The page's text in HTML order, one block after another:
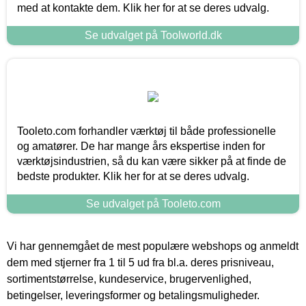
med at kontakte dem. Klik her for at se deres udvalg.
Se udvalget på Toolworld.dk
Tooleto.com forhandler værktøj til både professionelle
og amatører. De har mange års ekspertise inden for
værktøjsindustrien, så du kan være sikker på at finde de
bedste produkter. Klik her for at se deres udvalg.
Se udvalget på Tooleto.com
Vi har gennemgået de mest populære webshops og anmeldt
dem med stjerner fra 1 til 5 ud fra bl.a. deres prisniveau,
sortimentstørrelse, kundeservice, brugervenlighed,
betingelser, leveringsformer og betalingsmuligheder.